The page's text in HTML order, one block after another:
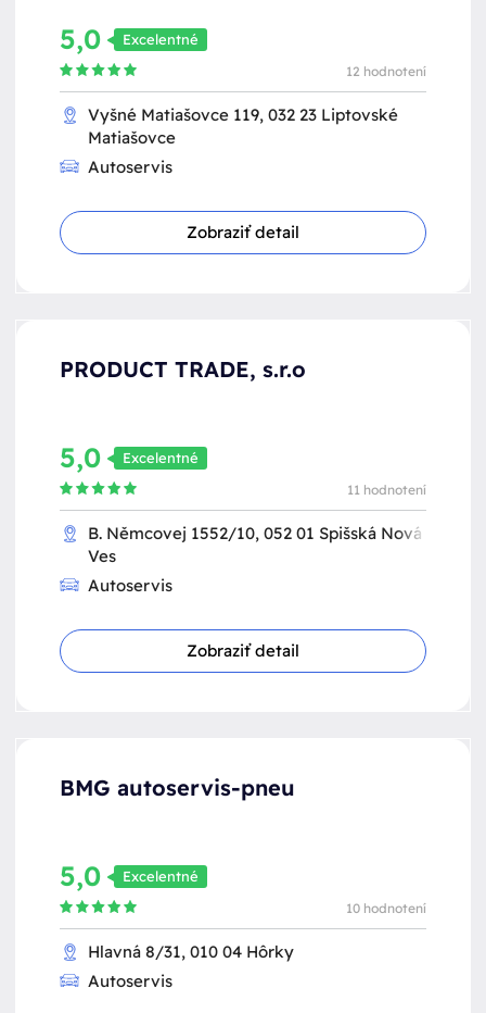
5,0 Excelentné
12 hodnotení
Vyšné Matiašovce 119, 032 23 Liptovské
Matiašovce
Autoservis
Zobraziť detail
PRODUCT TRADE, s.r.o
5,0 Excelentné
11 hodnotení
B. Němcovej 1552/10, 052 01 Spišská Nová
Ves
Autoservis
Zobraziť detail
BMG autoservis-pneu
5,0 Excelentné
10 hodnotení
Hlavná 8/31, 010 04 Hôrky
Autoservis